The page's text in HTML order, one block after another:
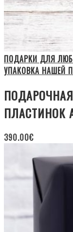
ПОДАРКИ ДЛЯ
УПАКОВКА НАШЕЙ
ПЛАСТИНОК
390.00€